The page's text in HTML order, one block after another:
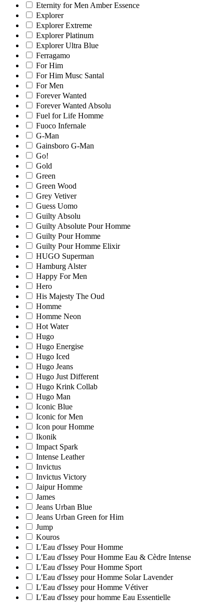
Eternity for Men Amber Essence
Explorer
Explorer Extreme
Explorer Platinum
Explorer Ultra Blue
Ferragamo
For Him
For Him Musc Santal
For Men
Forever Wanted
Forever Wanted Absolu
Fuel for Life Homme
Fuoco Infernale
G-Man
Gainsboro G-Man
Go!
Gold
Green
Green Wood
Grey Vetiver
Guess Uomo
Guilty Absolu
Guilty Absolute Pour Homme
Guilty Pour Homme
Guilty Pour Homme Elixir
HUGO Superman
Hamburg Alster
Happy For Men
Hero
His Majesty The Oud
Homme
Homme Neon
Hot Water
Hugo
Hugo Energise
Hugo Iced
Hugo Jeans
Hugo Just Different
Hugo Krink Collab
Hugo Man
Iconic Blue
Iconic for Men
Icon pour Homme
Ikonik
Impact Spark
Intense Leather
Invictus
Invictus Victory
Jaipur Homme
James
Jeans Urban Blue
Jeans Urban Green for Him
Jump
Kouros
L'Eau d'Issey Pour Homme
L'Eau d'Issey Pour Homme Eau & Cèdre Intense
L'Eau d'Issey Pour Homme Sport
L'Eau d'Issey pour Homme Solar Lavender
L'Eau d'Issey pour Homme Vétiver
L'Eau d'Issey pour homme Eau Essentielle